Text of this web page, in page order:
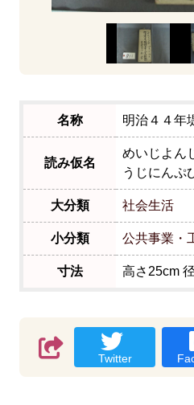
名称 明治４４年
読み仮名
めいじよん
うじにんぷ
大分類 社会生活
小分類 公共事業・
寸法 高さ25cm
Twitter